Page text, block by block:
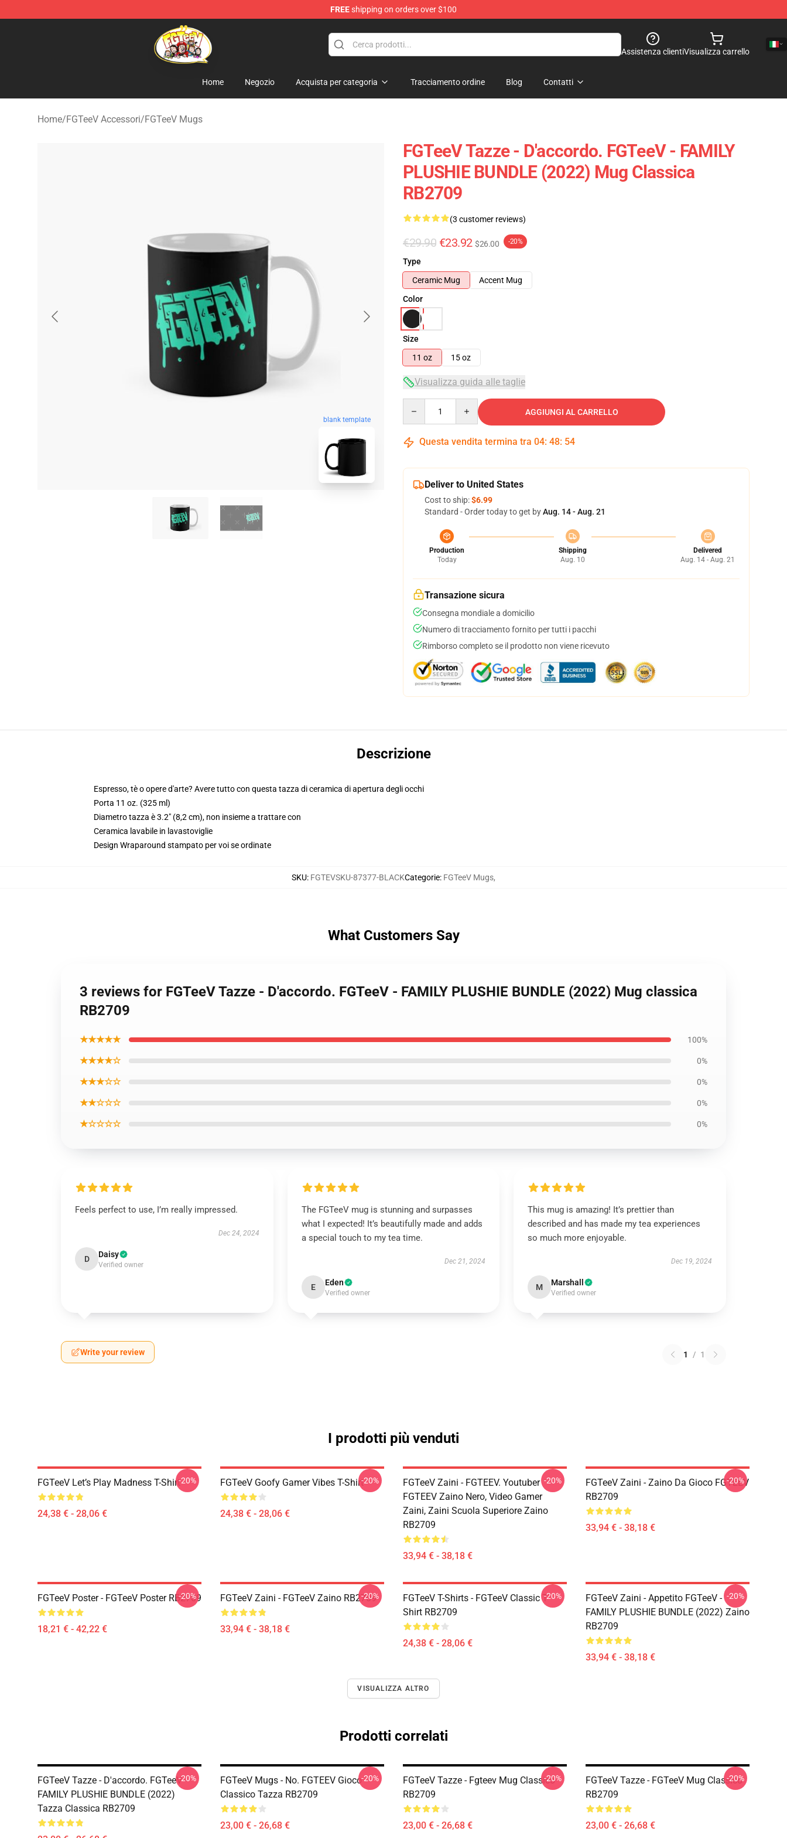
FREEshipping on orders over $100
FGTeeV Store - Official FGTeeV Merchandise Shop
Assistenza clientiVisualizza carrello
Home Negozio Acquista per categoria Tracciamento ordine Blog Contatti
Home/FGTeeV Accessori/FGTeeV Mugs
blank template
FGTeeV Tazze - D'accordo. FGTeeV - FAMILY
PLUSHIE BUNDLE (2022) Mug Classica
RB2709
(3 customer reviews)
€29.90 €23.92 $26.00 -20%
Type
Ceramic Mug
Accent Mug
Color
Size
11 oz
15 oz
Visualizza guida alle taglie
AGGIUNGI AL CARRELLO
Questa vendita termina tra 04: 48: 53
Deliver to United States
Cost to ship:$6.99
Standard - Order today to get byAug. 14 - Aug. 21
Production
Today
Shipping
Aug. 10
Delivered
Aug. 14 - Aug. 21
Transazione sicura
Consegna mondiale a domicilio
Numero di tracciamento fornito per tutti i pacchi
Rimborso completo se il prodotto non viene ricevuto
Descrizione
Espresso, tè o opere d'arte? Avere tutto con questa tazza di ceramica di apertura degli occhi
Porta 11 oz. (325 ml)
Diametro tazza è 3.2" (8,2 cm), non insieme a trattare con
Ceramica lavabile in lavastoviglie
Design Wraparound stampato per voi se ordinate
SKU: FGTEVSKU-87377-BLACKCategorie: FGTeeV Mugs,
What Customers Say
3 reviews for FGTeeV Tazze - D'accordo. FGTeeV - FAMILY PLUSHIE BUNDLE (2022) Mug classica
RB2709
★★★★★ 100%
★★★★☆ 0%
★★★☆☆ 0%
★★☆☆☆ 0%
★☆☆☆☆ 0%
Feels perfect to use, I’m really impressed.
Dec 24, 2024
D Daisy
Verified owner
The FGTeeV mug is stunning and surpasses
what I expected! It’s beautifully made and adds
a special touch to my tea time.
Dec 21, 2024
E Eden
Verified owner
This mug is amazing! It’s prettier than
described and has made my tea experiences
so much more enjoyable.
Dec 19, 2024
M Marshall
Verified owner
Write your review 1 / 1
I prodotti più venduti
FGTeeV Let’s Play Madness T-Shirt
24,38 € - 28,06 €
-20% FGTeeV Goofy Gamer Vibes T-Shirt
24,38 € - 28,06 €
-20%
FGTeeV Zaini - FGTEEV. Youtuber
FGTEEV Zaino Nero, Video Gamer
Zaini, Zaini Scuola Superiore Zaino
RB2709
33,94 € - 38,18 €
-20%
FGTeeV Zaini - Zaino Da Gioco FGTEEV
RB2709
33,94 € - 38,18 €
-20%
FGTeeV Poster - FGTeeV Poster RB2709
18,21 € - 42,22 €
-20% FGTeeV Zaini - FGTeeV Zaino RB2709
33,94 € - 38,18 €
-20%
FGTeeV T-Shirts - FGTeeV Classic T-
Shirt RB2709
24,38 € - 28,06 €
-20%
FGTeeV Zaini - Appetito FGTeeV -
FAMILY PLUSHIE BUNDLE (2022) Zaino
RB2709
33,94 € - 38,18 €
-20%
VISUALIZZA ALTRO
Prodotti correlati
FGTeeV Tazze - D'accordo. FGTeeV -
FAMILY PLUSHIE BUNDLE (2022)
Tazza Classica RB2709
-20%
FGTeeV Mugs - No. FGTEEV Gioco
Classico Tazza RB2709
23,00 € - 26,68 €
-20%
FGTeeV Tazze - Fgteev Mug Classico
RB2709
23,00 € - 26,68 €
-20%
FGTeeV Tazze - FGTeeV Mug Classico
RB2709
23,00 € - 26,68 €
-20%